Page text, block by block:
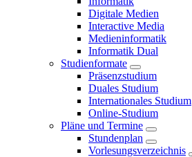
Digitale Medien
Interactive Media
Medieninformatik
Informatik Dual
Studienformate
Präsenzstudium
Duales Studium
Internationales Studium
Online-Studium
Pläne und Termine
Stundenplan
Vorlesungsverzeichnis